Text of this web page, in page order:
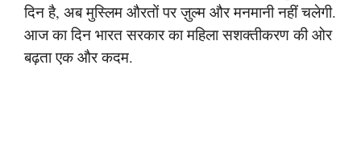
दिन है, अब मुस्लिम औरतों पर ज़ुल्म और मनमानी नहीं चलेगी.
आज का दिन भारत सरकार का महिला सशक्तीकरण की ओर
बढ़ता एक और कदम.